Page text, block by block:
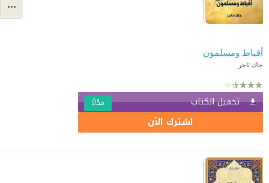
أقباط ومسلمون
جاك تاجر
تحميل الكتاب مجّانًا
اشترك الآن